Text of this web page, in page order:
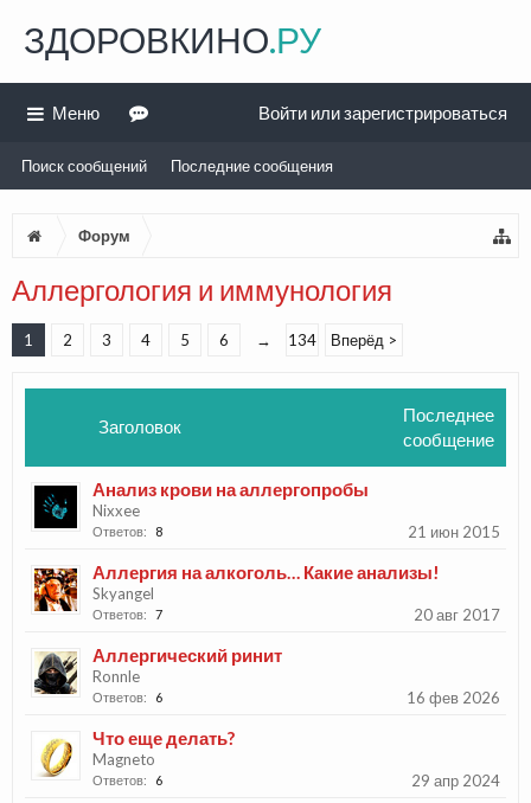
Форум
Аллергология и иммунология
1 2 3 4 5 6 → 134 Вперёд >
Заголовок
Последнее
сообщение
Анализ крови на аллергопробы
Nixxee
Ответов: 8 21 июн 2015
Аллергия на алкоголь… Какие анализы!
Skyangel
Ответов: 7 20 авг 2017
Аллергический ринит
Ronnle
Ответов: 6 16 фев 2026
Что еще делать?
Magneto
Ответов: 6 29 апр 2024
ЗДОРОВКИНО.РУ
Меню
Поиск сообщений Последние сообщения
Войти или зарегистрироваться